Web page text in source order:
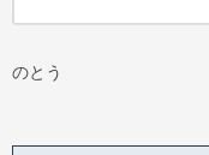
のとう